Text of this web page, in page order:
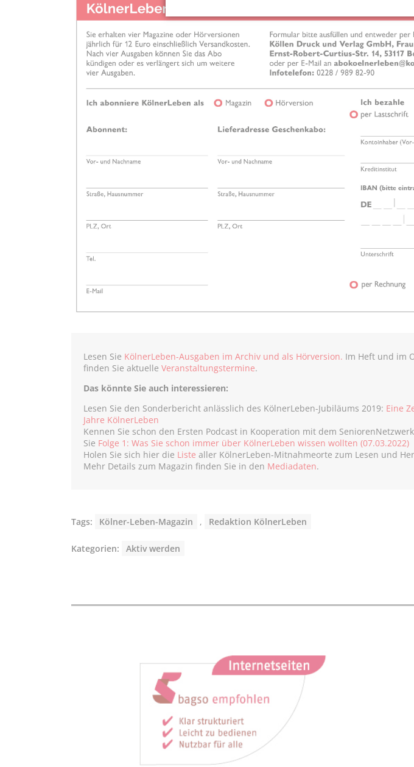
Lesen Sie KölnerLeben-Ausgaben im Archiv und als Hörversion. Im Heft und im
finden Sie aktuelle Veranstaltungstermine.
Das könnte Sie auch interessieren:
Lesen Sie den Sonderbericht anlässlich des KölnerLeben-Jubiläums 2019: Eine
Jahre KölnerLeben
Kennen Sie schon den Ersten Podcast in Kooperation mit dem
Sie Folge 1: Was Sie schon immer über KölnerLeben wissen wollten (07.03.2022)
Holen Sie sich hier die Liste aller KölnerLeben-Mitnahmeorte zum Lesen und
Mehr Details zum Magazin finden Sie in den Mediadaten.
Tags: Kölner-Leben-Magazin , Redaktion KölnerLeben
Kategorien: Aktiv werden